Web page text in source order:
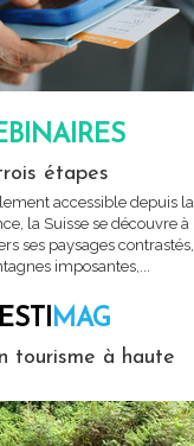
étapes
accessible depuis la
la Suisse se découvre à
ses paysages contrastés,
imposantes,...
MAG
tourisme à haute